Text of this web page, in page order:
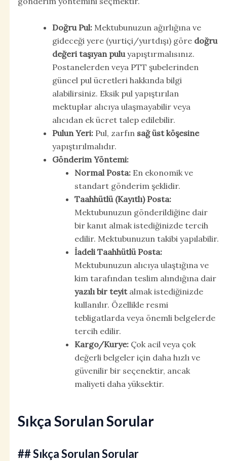
Doğru Pul:Mektubunuzun ağırlığına ve
gideceği yere (yurtiçi/yurtdışı) göre doğru
değeri taşıyan puluyapıştırmalısınız.
Postanelerden veya PTT şubelerinden
güncel pul ücretleri hakkında bilgi
alabilirsiniz. Eksik pul yapıştırılan
mektuplar alıcıya ulaşmayabilir veya
alıcıdan ek ücret talep edilebilir.
Pulun Yeri:Pul, zarfın sağ üst köşesine
yapıştırılmalıdır.
Gönderim Yöntemi:
Normal Posta:En ekonomik ve
standart gönderim şeklidir.
Taahhütlü (Kayıtlı) Posta:
Mektubunuzun gönderildiğine dair
bir kanıt almak istediğinizde tercih
edilir. Mektubunuzun takibi yapılabilir.
İadeli Taahhütlü Posta:
Mektubunuzun alıcıya ulaştığına ve
kim tarafından teslim alındığına dair
yazılı bir teyitalmak istediğinizde
kullanılır. Özellikle resmi
tebligatlarda veya önemli belgelerde
tercih edilir.
Kargo/Kurye:Çok acil veya çok
değerli belgeler için daha hızlı ve
güvenilir bir seçenektir, ancak
maliyeti daha yüksektir.
Sıkça Sorulan Sorular
## Sıkça Sorulan Sorular